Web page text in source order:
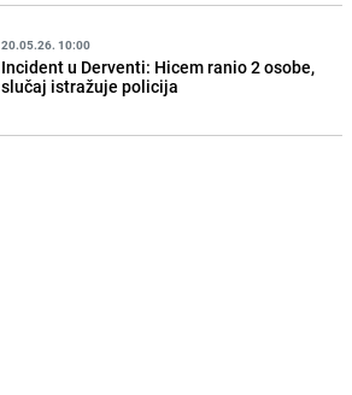
20.05.26. 10:00
Incident u Derventi: Hicem ranio 2 osobe,
slučaj istražuje policija